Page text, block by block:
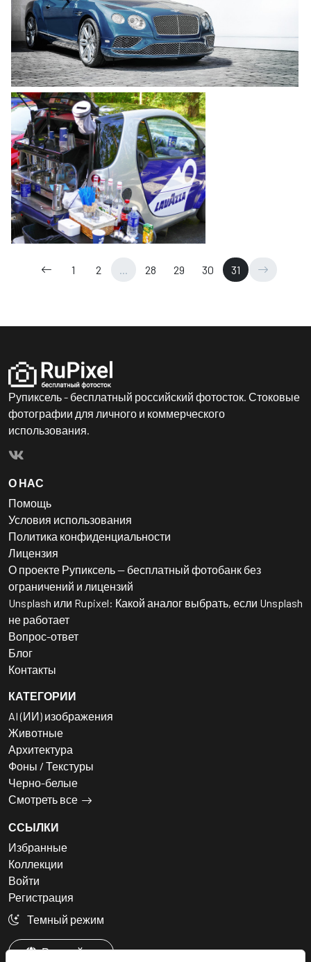
1 2 ... 28 29 30 31
Рупиксель - бесплатный российский фотосток. Стоковые
фотографии для личного и коммерческого
использования.
О НАС
Помощь
Условия использования
Политика конфиденциальности
Лицензия
О проекте Рупиксель — бесплатный фотобанк без
ограничений и лицензий
Unsplash или Rupixel: Какой аналог выбрать, если Unsplash
не работает
Вопрос-ответ
Блог
Контакты
КАТЕГОРИИ
AI (ИИ) изображения
Животные
Архитектура
Фоны / Текстуры
Черно-белые
Смотреть все
ССЫЛКИ
Избранные
Коллекции
Войти
Регистрация
Темный режим
Русский